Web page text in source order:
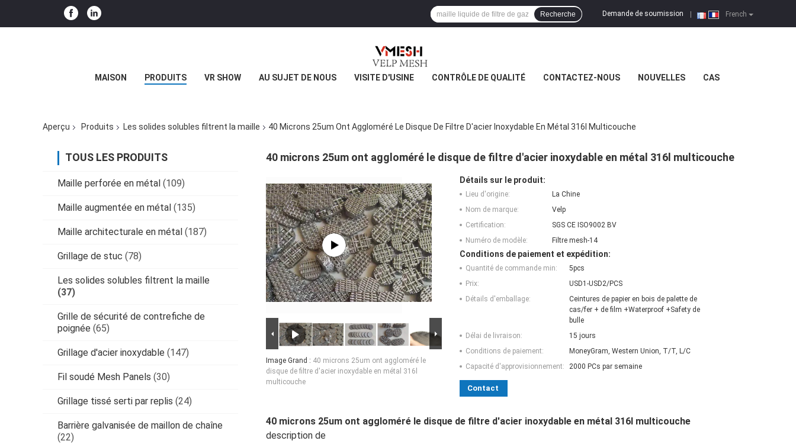
French
Demande de soumission
Recherche
MAISON PRODUITS VR SHOW AU SUJET DE NOUS VISITE D'USINE CONTRÔLE DE QUALITÉ CONTACTEZ-NOUS NOUVELLES CAS
Aperçu Produits Les solides solubles filtrent la maille 40 Microns 25um Ont Aggloméré Le Disque De Filtre D'acier Inoxydable En Métal 316l Multicouche
TOUS LES PRODUITS
Maille perforée en métal (109)
Maille augmentée en métal (135)
Maille architecturale en métal (187)
Grillage de stuc (78)
Les solides solubles filtrent la maille
(37)
Grille de sécurité de contrefiche de
poignée (65)
Grillage d'acier inoxydable (147)
Fil soudé Mesh Panels (30)
Grillage tissé serti par replis (24)
Barrière galvanisée de maillon de chaîne
(22)
40 microns 25um ont aggloméré le disque de filtre d'acier inoxydable en métal 316l multicouche
Image Grand : 40 microns 25um ont aggloméré le
disque de filtre d'acier inoxydable en métal 316l
multicouche
Détails sur le produit:
Lieu d'origine:
La Chine
Nom de marque:
Velp
Certification:
SGS CE ISO9002 BV
Numéro de modèle:
Filtre mesh-14
Conditions de paiement et expédition:
Quantité de commande min:
5pcs
Prix:
USD1-USD2/PCS
Détails d'emballage:
Ceintures de papier en bois de palette de
cas/fer + de film +Waterproof +Safety de
bulle
Délai de livraison:
15 jours
Conditions de paiement:
MoneyGram, Western Union, T/T, L/C
Capacité d'approvisionnement:
2000 PCs par semaine
Contact
40 microns 25um ont aggloméré le disque de filtre d'acier inoxydable en métal 316l multicouche
description de